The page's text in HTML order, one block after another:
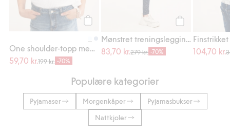
One shoulder-topp med volang
59,70 kr.199 kr. -70%
83,70 kr.279 kr. -70% 104,70 kr.
Populære kategorier
Pyjamaser Morgenkåper
Pyjamasbukser
Nattkjoler